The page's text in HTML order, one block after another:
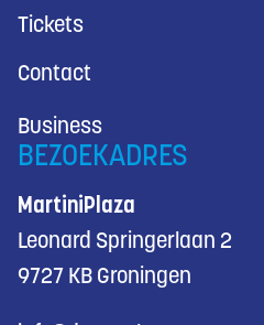
Tickets
Contact
Business
BEZOEKADRES
MartiniPlaza
Leonard Springerlaan 2
9727 KB Groningen